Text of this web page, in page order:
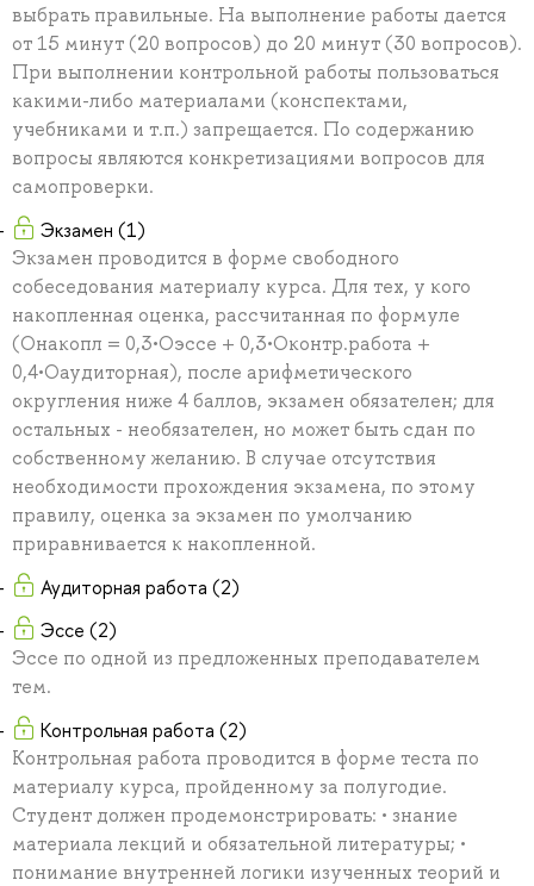
выбрать правильные. На выполнение работы дается
от 15 минут (20 вопросов) до 20 минут (30 вопросов).
При выполнении контрольной работы пользоваться
какими-либо материалами (конспектами,
учебниками и т.п.) запрещается. По содержанию
вопросы являются конкретизациями вопросов для
самопроверки.
Экзамен (1)
Экзамен проводится в форме свободного
собеседования материалу курса. Для тех, у кого
накопленная оценка, рассчитанная по формуле
(Онакопл = 0,3•Оэссе + 0,3•Оконтр.работа +
0,4•Оаудиторная), после арифметического
округления ниже 4 баллов, экзамен обязателен; для
остальных - необязателен, но может быть сдан по
собственному желанию. В случае отсутствия
необходимости прохождения экзамена, по этому
правилу, оценка за экзамен по умолчанию
приравнивается к накопленной.
Аудиторная работа (2)
Эссе (2)
Эссе по одной из предложенных преподавателем
тем.
Контрольная работа (2)
Контрольная работа проводится в форме теста по
материалу курса, пройденному за полугодие.
Студент должен продемонстрировать: • знание
материала лекций и обязательной литературы; •
понимание внутренней логики изученных теорий и